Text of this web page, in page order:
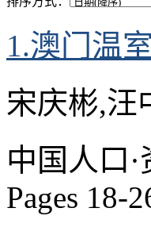
1.澳门温
宋庆彬,汪
中国人口·
Pages 18-